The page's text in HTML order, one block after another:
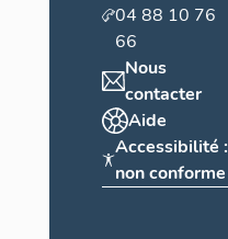
04 88 10 76
66
Nous
contacter
Aide
Accessibilité :
non conforme